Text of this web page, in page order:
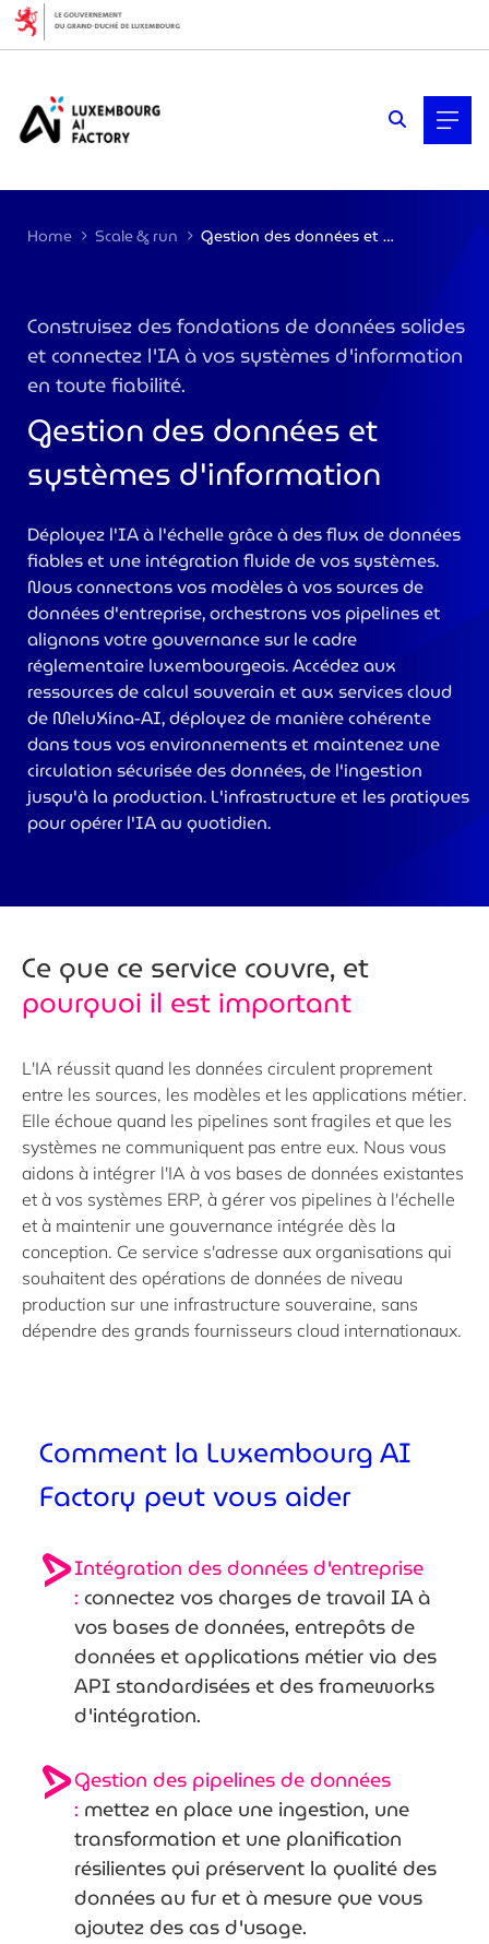
Home Scale & run Gestion des données et systèmes d’information
Construisez des fondations de données solides
et connectez l'IA à vos systèmes d'information
en toute fiabilité.
Gestion des données et
systèmes d'information
Déployez l'IA à l'échelle grâce à des flux de données
fiables et une intégration fluide de vos systèmes.
Nous connectons vos modèles à vos sources de
données d'entreprise, orchestrons vos pipelines et
alignons votre gouvernance sur le cadre
réglementaire luxembourgeois. Accédez aux
ressources de calcul souverain et aux services cloud
de MeluXina-AI, déployez de manière cohérente
dans tous vos environnements et maintenez une
circulation sécurisée des données, de l'ingestion
jusqu'à la production. L'infrastructure et les pratiques
pour opérer l'IA au quotidien.
Ce que ce service couvre, et
pourquoi il est important
L'IA réussit quand les données circulent proprement
entre les sources, les modèles et les applications métier.
Elle échoue quand les pipelines sont fragiles et que les
systèmes ne communiquent pas entre eux. Nous vous
aidons à intégrer l'IA à vos bases de données existantes
et à vos systèmes ERP, à gérer vos pipelines à l'échelle
et à maintenir une gouvernance intégrée dès la
conception. Ce service s'adresse aux organisations qui
souhaitent des opérations de données de niveau
production sur une infrastructure souveraine, sans
dépendre des grands fournisseurs cloud internationaux.
Comment la Luxembourg AI
Factory peut vous aider
Intégration des données d'entreprise
: connectez vos charges de travail IA à
vos bases de données, entrepôts de
données et applications métier via des
API standardisées et des frameworks
d'intégration.
Gestion des pipelines de données
: mettez en place une ingestion, une
transformation et une planification
résilientes qui préservent la qualité des
données au fur et à mesure que vous
ajoutez des cas d'usage.
Cookies management panel